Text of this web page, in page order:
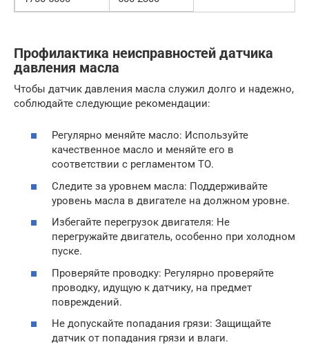
Профилактика неисправностей датчика
давления масла
Чтобы датчик давления масла служил долго и надежно,
соблюдайте следующие рекомендации:
Регулярно меняйте масло: Используйте
качественное масло и меняйте его в
соответствии с регламентом ТО.
Следите за уровнем масла: Поддерживайте
уровень масла в двигателе на должном уровне.
Избегайте перегрузок двигателя: Не
перегружайте двигатель, особенно при холодном
пуске.
Проверяйте проводку: Регулярно проверяйте
проводку, идущую к датчику, на предмет
повреждений.
Не допускайте попадания грязи: Защищайте
датчик от попадания грязи и влаги.